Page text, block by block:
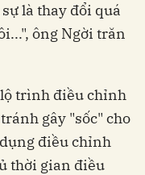
là thay đổi quá
ông Ngời trăn
lộ trình điều chỉnh
gây "sốc" cho
điều chỉnh
thời gian điều